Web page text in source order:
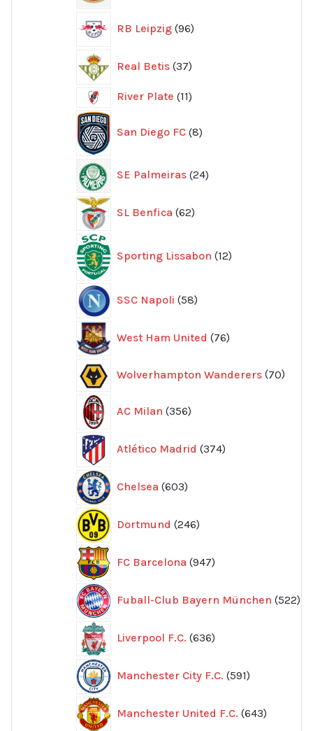
RB Leipzig 96
produkter
Real Betis 37
produkter
River Plate 1111
San Diego FC 8produkter
SE Palmeiras 24
produkter
SL Benfica 62
produkter
Sporting Lissabon 12produkter
SSC Napoli 58
produkter
West Ham United 76
produkter
Wolverhampton Wanderers 70
AC Milan 356
produkter
Atlético Madrid 374
produkter
Chelsea 603
produkter
Dortmund 246
produkter
FC Barcelona 947
produkter
Fuball-Club Bayern München 522
Liverpool F.C. 636
produkter
Manchester City F.C. 591
produkter
Manchester United F.C. 643